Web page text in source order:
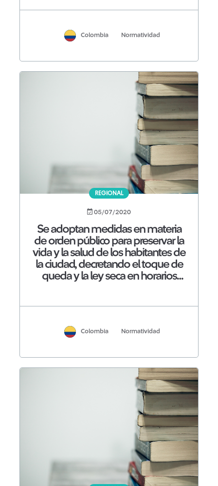
Colombia Normatividad
REGIONAL
05/07/2020
Se adoptan medidas en materia
de orden público para preservar la
vida y la salud de los habitantes de
la ciudad, decretando el toque de
queda y la ley seca en horarios
Colombia Normatividad